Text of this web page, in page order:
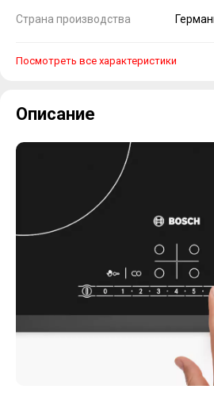
Страна производства
Посмотреть все характеристики
Описание